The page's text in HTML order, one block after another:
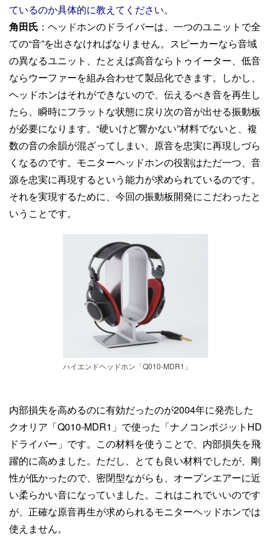
ているのか具体的に教えてください。
角田氏 ：ヘッドホンのドライバーは、一つのユニットで全
ての“音”を出さなければなりません。スピーカーなら音域
の異なるユニット、たとえば高音ならトゥイーター、低音
ならウーファーを組み合わせて製品化できます。しかし、
ヘッドホンはそれができないので、伝えるべき音を再生し
たら、瞬時にフラットな状態に戻り次の音が出せる振動板
が必要になります。“硬いけど響かない”材料でないと、複
数の音の余韻が混ざってしまい、原音を忠実に再現しづら
くなるのです。モニターヘッドホンの役割はただ一つ、音
源を忠実に再現するという能力が求められているのです。
それを実現するために、今回の振動板開発にこだわったと
いうことです。
ハイエンドヘッドホン「Q010-MDR1」
内部損失を高めるのに有効だったのが2004年に発売した
クオリア「Q010-MDR1」で使った「ナノコンポジットHD
ドライバー」です。この材料を使うことで、内部損失を飛
躍的に高めました。ただし、とても良い材料でしたが、剛
性が低かったので、密閉型ながらも、オープンエアーに近
い柔らかい音になっていました。これはこれでいいのです
が、正確な原音再生が求められるモニターヘッドホンでは
使えません。